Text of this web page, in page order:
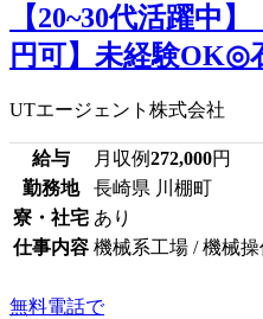
【20~30代活躍中
円可】未経験OK◎
UTエージェント株式会社
給与 月収例272,000円
勤務地
長崎県 川棚町
寮・社宅 あり
仕事内容 機械系工場 / 機械
無料電話で